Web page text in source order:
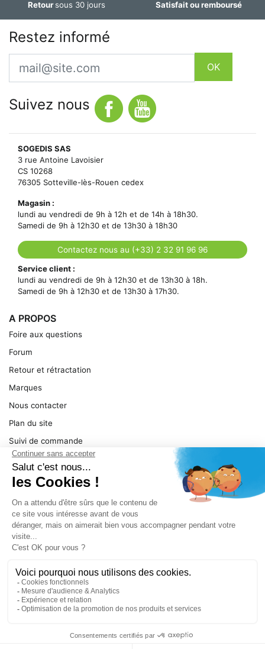
Retoursous 30 jours Satisfait ou remboursé
Restez informé
Email
OK
Suivez nous
SOGEDIS SAS
3 rue Antoine Lavoisier
CS 10268
76305 Sotteville-lès-Rouen cedex
Magasin :
lundi au vendredi de 9h à 12h et de 14h à 18h30.
Samedi de 9h à 12h30 et de 13h30 à 18h30
Contactez nous au (+33) 2 32 91 96 96
Service client :
lundi au vendredi de 9h à 12h30 et de 13h30 à 18h.
Samedi de 9h à 12h30 et de 13h30 à 17h30.
A PROPOS
Foire aux questions
Forum
Retour et rétractation
Marques
Nous contacter
Plan du site
Suivi de commande
Ma facture
Mentions légales
SERVICE
Pièces détachées
Catégories de produit
Dépannage
Le magasin